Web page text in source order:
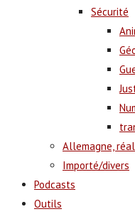
Sécurité
Allemagne,
Importé/divers
Podcasts
Outils